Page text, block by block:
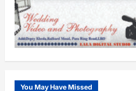
You May Have Missed